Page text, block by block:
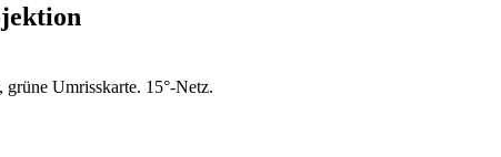
Umrisskarte. 15°-Netz.